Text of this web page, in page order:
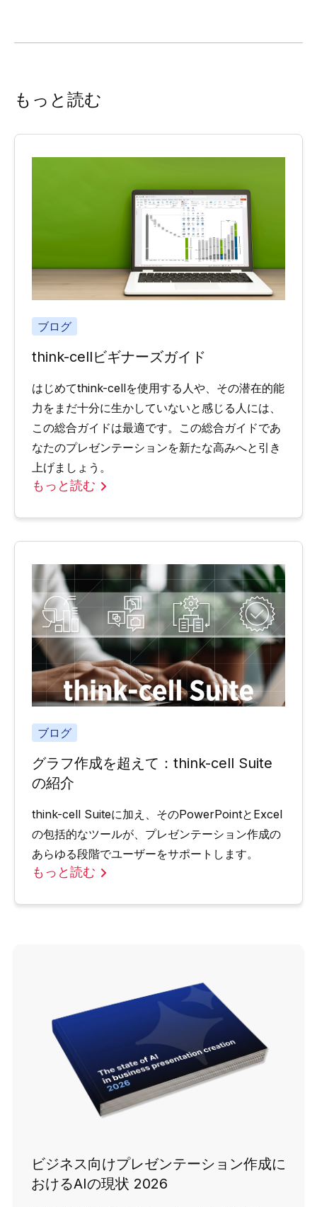
もっと読む
ブログ
think-cellビギナーズガイド
はじめてthink-cellを使用する人や、その潜在的能
力をまだ十分に生かしていないと感じる人には、
この総合ガイドは最適です。この総合ガイドであ
なたのプレゼンテーションを新たな高みへと引き
上げましょう。
もっと読む
ブログ
グラフ作成を超えて：think-cell Suite
の紹介
think-cell Suiteに加え、そのPowerPointとExcel
の包括的なツールが、プレゼンテーション作成の
あらゆる段階でユーザーをサポートします。
もっと読む
ビジネス向けプレゼンテーション作成に
おけるAIの現状 2026